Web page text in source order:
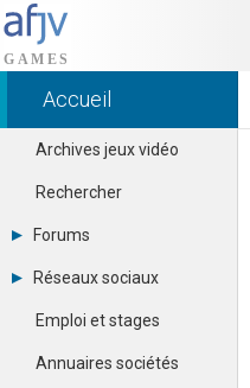
Accueil
Archives jeux vidéo
Rechercher
Forums
Tous les forums
Se connecter
Contacter un modérateur
Réseaux sociaux
Dailymotion
Facebook
Google+
Emploi et stages
Annuaires sociétés